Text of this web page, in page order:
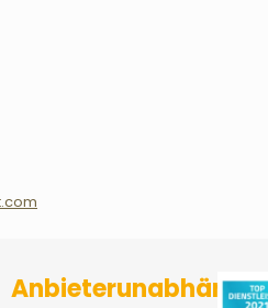
Anbieterunabhängig